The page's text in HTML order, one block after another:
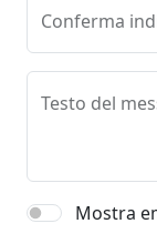
Conferma
Testo del
Mostra